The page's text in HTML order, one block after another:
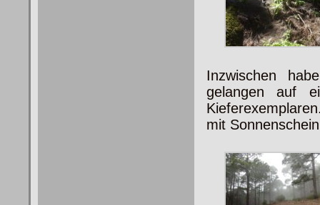
Inzwischen
gelangen auf
mit